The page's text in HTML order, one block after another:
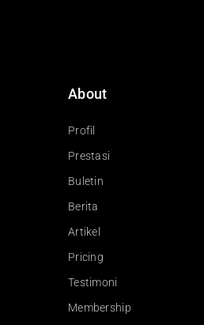
About
Profil
Prestasi
Buletin
Berita
Artikel
Pricing
Testimoni
Membership